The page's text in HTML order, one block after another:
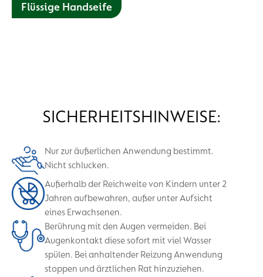
Flüssige Handseife
SICHERHEITSHINWEISE:
Nur zur äußerlichen Anwendung bestimmt.
Nicht schlucken.
Außerhalb der Reichweite von Kindern unter 2
Jahren aufbewahren, außer unter Aufsicht
eines Erwachsenen.
Berührung mit den Augen vermeiden. Bei
Augenkontakt diese sofort mit viel Wasser
spülen. Bei anhaltender Reizung Anwendung
stoppen und ärztlichen Rat hinzuziehen.